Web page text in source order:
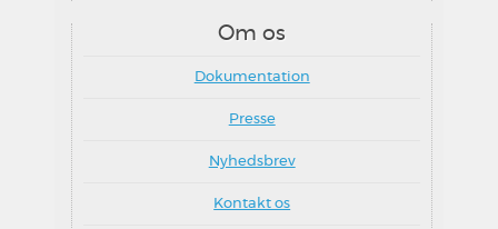
Om os
Dokumentation
Presse
Nyhedsbrev
Kontakt os